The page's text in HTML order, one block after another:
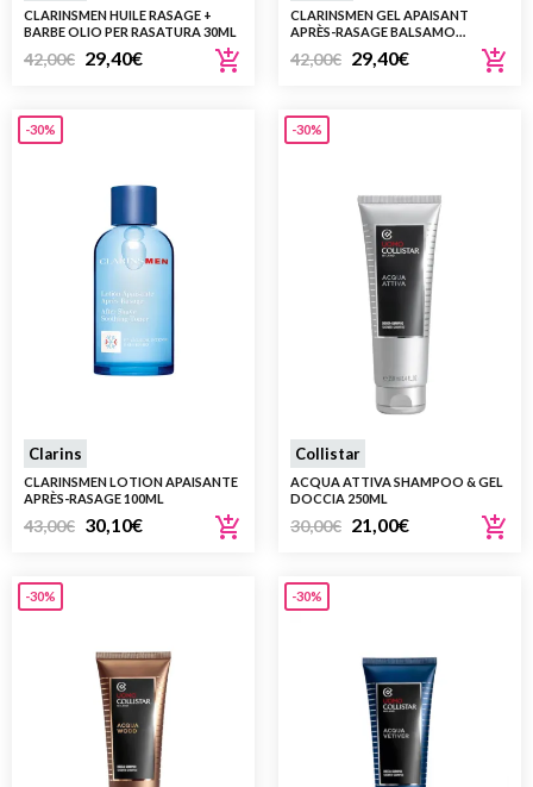
CLARINSMEN HUILE RASAGE +
BARBE OLIO PER RASATURA 30ML
42,00€ 29,40€
CLARINSMEN GEL APAISANT
APRÈS-RASAGE BALSAMO
42,00€ 29,40€
-30%
Clarins
CLARINSMEN LOTION APAISANTE
APRÈS-RASAGE 100ML
43,00€ 30,10€
-30%
Collistar
ACQUA ATTIVA SHAMPOO & GEL
DOCCIA 250ML
30,00€ 21,00€
-30% -30%